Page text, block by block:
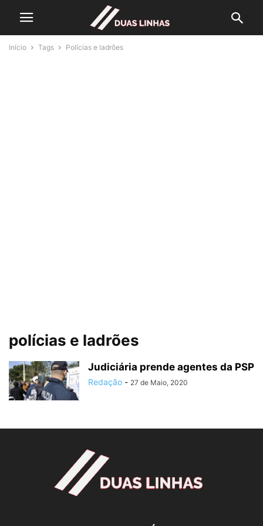
Início Tags Polícias e ladrões
polícias e ladrões
Judiciária prende agentes da PSP
Redação - 27 de Maio, 2020